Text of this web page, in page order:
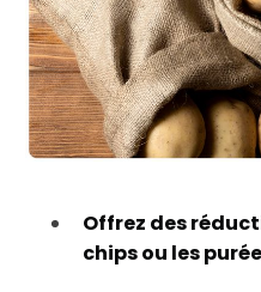
Offrez des
chips ou les